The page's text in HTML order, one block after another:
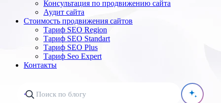
Консультация по продвижению сайта
Аудит сайта
Стоимость продвижения сайтов
Тариф SEO Region
Тариф SEO Standart
Тариф SEO Plus
Тариф Seo Expert
Контакты